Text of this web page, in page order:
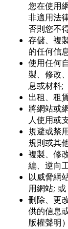
您在使用
非適用法
否則您不
存儲、複
的任何信
使用任何
製、修改
息或材料;
出租、租
將網站或
人使用或
規避或禁
規則或其
複製、修
編、逆向
以威脅網
用網站; 或
刪除、更
供的信息
版權聲明）